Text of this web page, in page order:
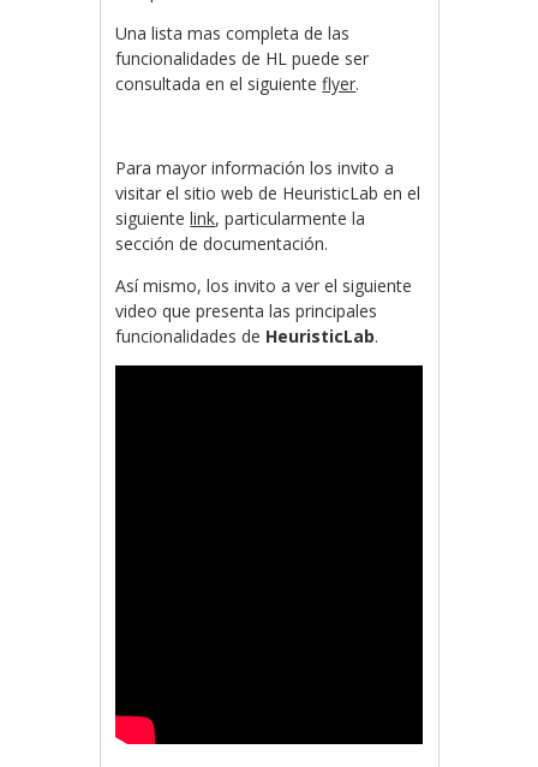
Una lista mas completa de las
funcionalidades de HL puede ser
consultada en el siguienteflyer.
Para mayor información los invito a
visitar el sitio web de HeuristicLab en el
siguientelink, particularmente la
sección de documentación.
Así mismo, los invito a ver el siguiente
video que presenta las principales
funcionalidades de HeuristicLab.